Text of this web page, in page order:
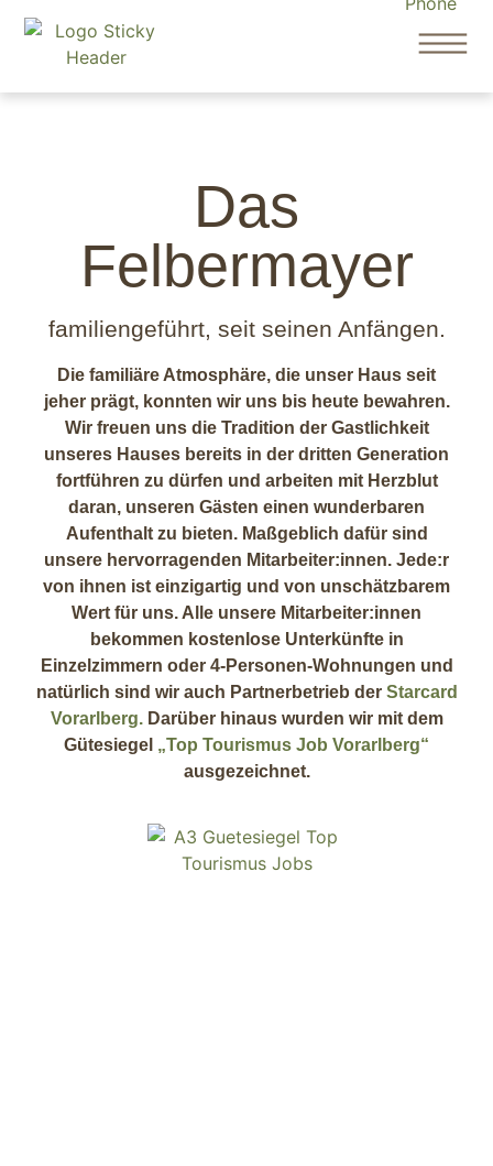
Das
Felbermayer
familiengeführt, seit seinen Anfängen.
Die familiäre Atmosphäre, die unser Haus seit
jeher prägt, konnten wir uns bis heute bewahren.
Wir freuen uns die Tradition der Gastlichkeit
unseres Hauses bereits in der dritten Generation
fortführen zu dürfen und arbeiten mit Herzblut
daran, unseren Gästen einen wunderbaren
Aufenthalt zu bieten. Maßgeblich dafür sind
unsere hervorragenden Mitarbeiter:innen. Jede:r
von ihnen ist einzigartig und von unschätzbarem
Wert für uns. Alle unsere Mitarbeiter:innen
bekommen kostenlose Unterkünfte in
Einzelzimmern oder 4-Personen-Wohnungen und
natürlich sind wir auch Partnerbetrieb der Starcard
Vorarlberg. Darüber hinaus wurden wir mit dem
Gütesiegel „Top Tourismus Job Vorarlberg“
ausgezeichnet.